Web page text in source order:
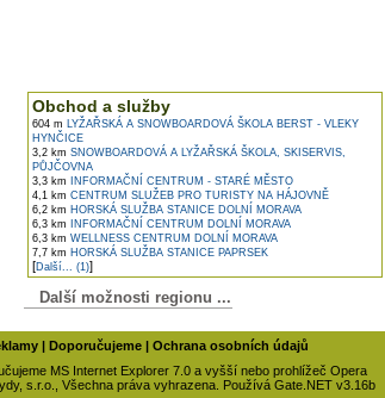
Obchod a služby
604 m LYŽAŘSKÁ A SNOWBOARDOVÁ ŠKOLA BERST - VLEKY
HYNČICE
3,2 km SNOWBOARDOVÁ A LYŽAŘSKÁ ŠKOLA, SKISERVIS,
PŮJČOVNA
3,3 km INFORMAČNÍ CENTRUM - STARÉ MĚSTO
4,1 km CENTRUM SLUŽEB PRO TURISTY NA HÁJOVNĚ
6,2 km HORSKÁ SLUŽBA STANICE DOLNÍ MORAVA
6,3 km INFORMAČNÍ CENTRUM DOLNÍ MORAVA
6,3 km WELLNESS CENTRUM DOLNÍ MORAVA
7,7 km HORSKÁ SLUŽBA STANICE PAPRSEK
[Další... (1)]
Další možnosti regionu ...
| Doporučujeme| Ochrana osobních údajů
MS Internet Explorer 7.0 a vyšší nebo prohlížeč Opera
s.r.o., Všechna práva vyhrazena. Používá Gate.NET v3.16b